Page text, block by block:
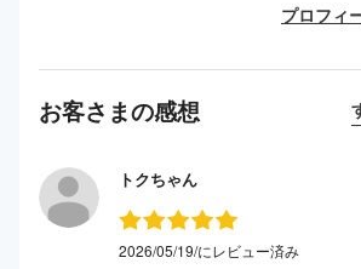
プロフィ
お客さまの感想
トクちゃん
2026/05/19/にレビュー済み